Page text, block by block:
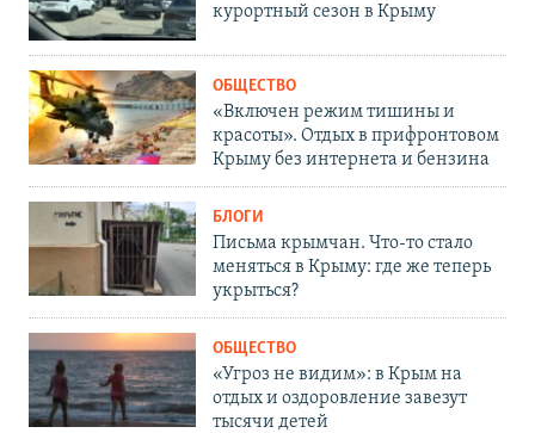
курортный сезон в Крыму
ОБЩЕСТВО
«Включен режим тишины и
красоты». Отдых в прифронтовом
Крыму без интернета и бензина
БЛОГИ
Письма крымчан. Что-то стало
меняться в Крыму: где же теперь
укрыться?
ОБЩЕСТВО
«Угроз не видим»: в Крым на
отдых и оздоровление завезут
тысячи детей